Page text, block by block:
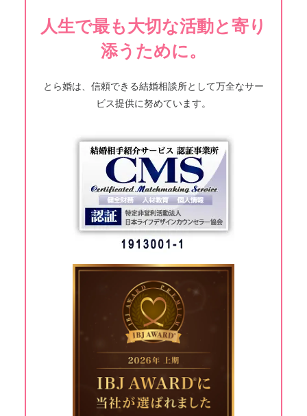
人生で最も大切な活動と寄り
添うために。
とら婚は、信頼できる結婚相談所として万全なサー
ビス提供に努めています。